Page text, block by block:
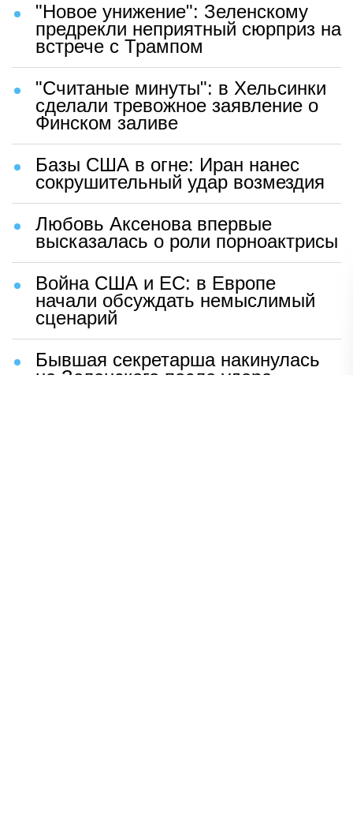
"Новое унижение": Зеленскому
предрекли неприятный сюрприз на
встрече с Трампом
"Считаные минуты": в Хельсинки
сделали тревожное заявление о
Финском заливе
Базы США в огне: Иран нанес
сокрушительный удар возмездия
Любовь Аксенова впервые
высказалась о роли порноактрисы
Война США и ЕС: в Европе
начали обсуждать немыслимый
сценарий
Бывшая секретарша накинулась
на Зеленского после удара